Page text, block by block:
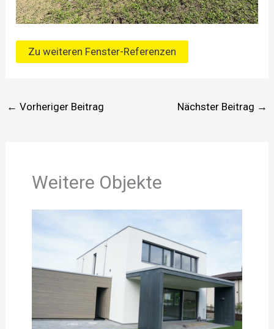
Zu weiteren Fenster-Referenzen
← Vorheriger Beitrag Nächster Beitrag →
Weitere Objekte